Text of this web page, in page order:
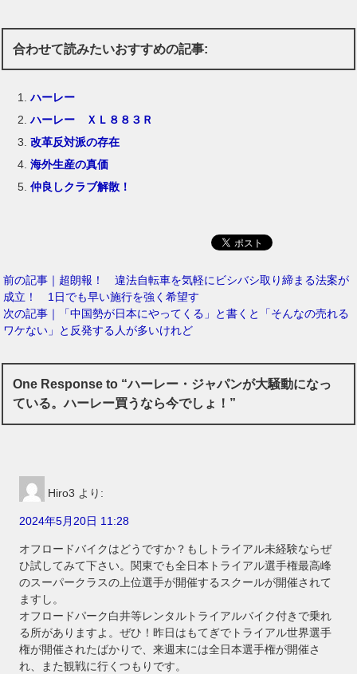
合わせて読みたいおすすめの記事:
ハーレー
ハーレー ＸＬ８８３Ｒ
改革反対派の存在
海外生産の真価
仲良しクラブ解散！
前の記事｜超朗報！ 違法自転車を気軽にビシバシ取り締まる法案が
成立！ 1日でも早い施行を強く希望す
次の記事｜「中国勢が日本にやってくる」と書くと「そんなの売れる
ワケない」と反発する人が多いけれど
One Response to “ハーレー・ジャパンが大騒動になっ
ている。ハーレー買うなら今でしょ！”
Hiro3 より:
2024年5月20日 11:28
オフロードバイクはどうですか？もしトライアル未経験ならぜ
ひ試してみて下さい。関東でも全日本トライアル選手権最高峰
のスーパークラスの上位選手が開催するスクールが開催されて
ますし。
オフロードパーク白井等レンタルトライアルバイク付きで乗れ
る所がありますよ。ぜひ！昨日はもてぎでトライアル世界選手
権が開催されたばかりで、来週末には全日本選手権が開催さ
れ、また観戦に行くつもりです。